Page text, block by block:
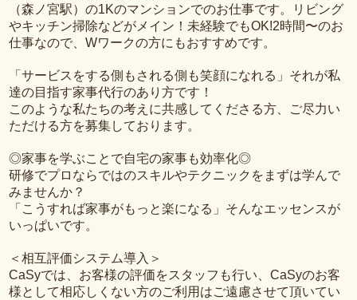
（森ノ宮駅）の1Kのマンションでのお仕事です。リビング
やキッチン掃除などがメイン！未経験でもOK!2時間〜のお
仕事なので、Wワークの方にもおすすめです。
「サービスをする側もされる側も笑顔になれる」それが私
達の目指す家事代行のあり方です！
このような私たちの考えに共感してくださる方、ご尽力い
ただける方を募集しております。
◎家事を学ぶことで自宅の家事も効率化◎
研修でプロならではのスキルやテクニックをまずは学んで
みませんか？
「こうすれば家事がもっと楽になる」そんなエッセンスが
いっぱいです。
＜相互評価システム導入＞
CaSyでは、お客様の評価をスタッフも行い、CaSyのお客
様として相応しくない方のご利用はご遠慮させて頂いてい